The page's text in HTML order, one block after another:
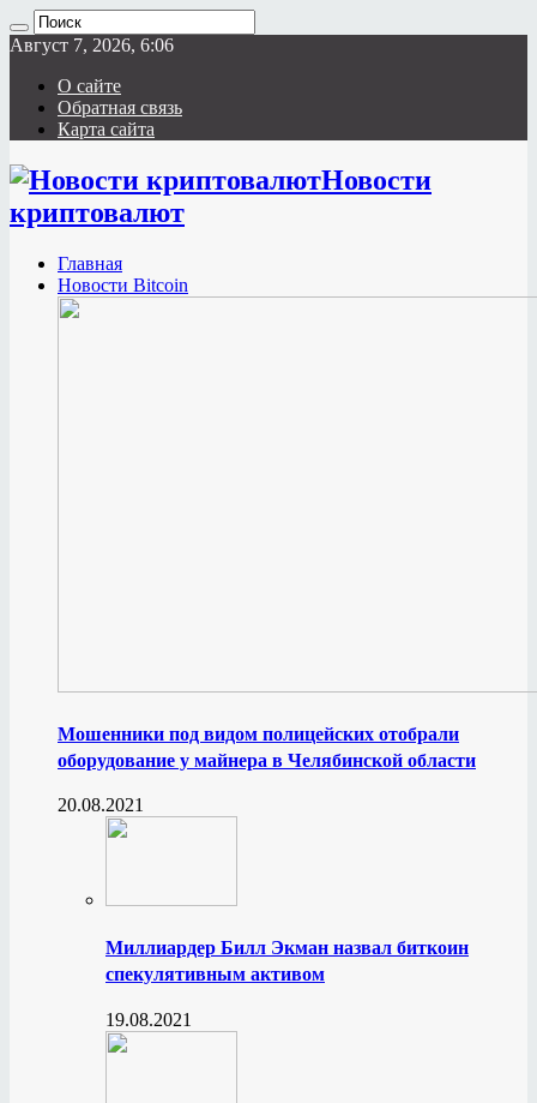
Август 7, 2026, 6:06
О сайте
Обратная связь
Карта сайта
Новости
криптовалют
Главная
Новости Bitcoin
Мошенники под видом полицейских отобрали
оборудование у майнера в Челябинской области
20.08.2021
Миллиардер Билл Экман назвал биткоин
спекулятивным активом
19.08.2021